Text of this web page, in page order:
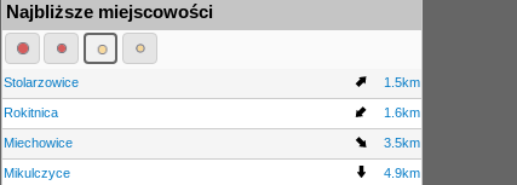
Najbliższe miejscowości
Stolarzowice 1.5km
Rokitnica 1.6km
Miechowice 3.5km
Mikulczyce 4.9km